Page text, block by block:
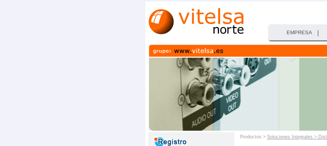
EMPRESA
Productos > Soluciones Integrales >